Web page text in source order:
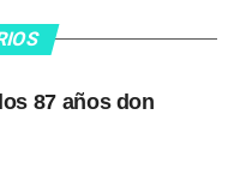
87 años don